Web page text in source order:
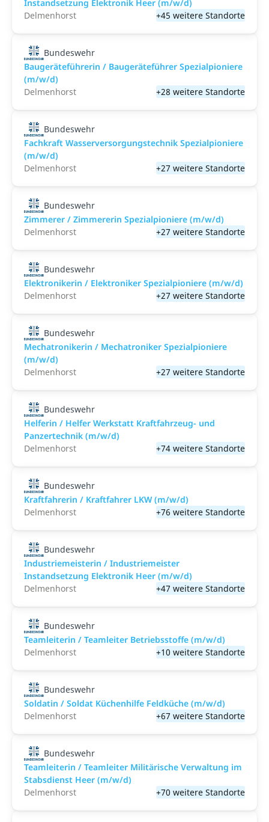
Instandsetzung Elektronik Heer (m/w/d)
Delmenhorst
+45 weitere Standorte
Bundeswehr
Baugeräteführerin / Baugeräteführer Spezialpioniere
(m/w/d)
Delmenhorst
+28 weitere Standorte
Bundeswehr
Fachkraft Wasserversorgungstechnik Spezialpioniere
(m/w/d)
Delmenhorst
+27 weitere Standorte
Bundeswehr
Zimmerer / Zimmererin Spezialpioniere (m/w/d)
Delmenhorst
+27 weitere Standorte
Bundeswehr
Elektronikerin / Elektroniker Spezialpioniere (m/w/d)
Delmenhorst
+27 weitere Standorte
Bundeswehr
Mechatronikerin / Mechatroniker Spezialpioniere
(m/w/d)
Delmenhorst
+27 weitere Standorte
Bundeswehr
Helferin / Helfer Werkstatt Kraftfahrzeug- und
Panzertechnik (m/w/d)
Delmenhorst
+74 weitere Standorte
Bundeswehr
Kraftfahrerin / Kraftfahrer LKW (m/w/d)
Delmenhorst
+76 weitere Standorte
Bundeswehr
Industriemeisterin / Industriemeister
Instandsetzung Elektronik Heer (m/w/d)
Delmenhorst
+47 weitere Standorte
Bundeswehr
Teamleiterin / Teamleiter Betriebsstoffe (m/w/d)
Delmenhorst
+10 weitere Standorte
Bundeswehr
Soldatin / Soldat Küchenhilfe Feldküche (m/w/d)
Delmenhorst
+67 weitere Standorte
Bundeswehr
Teamleiterin / Teamleiter Militärische Verwaltung im
Stabsdienst Heer (m/w/d)
Delmenhorst
+70 weitere Standorte